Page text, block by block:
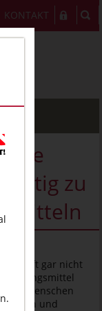
KONTAKT
zu
zu
oft gar nicht
Menschen
und